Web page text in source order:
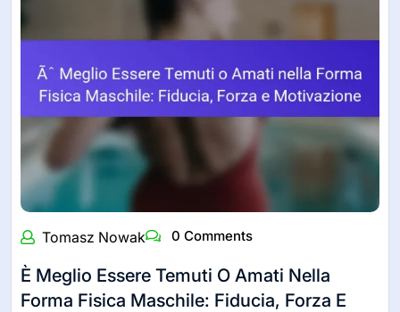
Tomasz Nowak 0 Comments
È Meglio Essere Temuti O Amati Nella
Forma Fisica Maschile: Fiducia, Forza E